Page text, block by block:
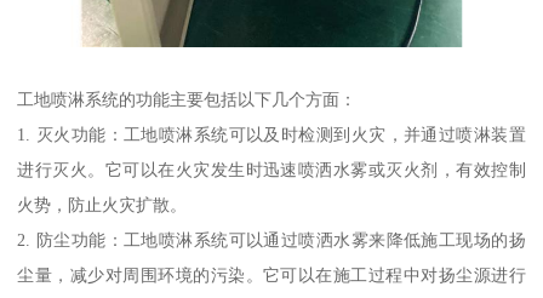
工地喷淋系统的功能主要包括以下几个方面：
1. 灭火功能：工地喷淋系统可以及时检测到火灾，并通过喷淋装置
进行灭火。它可以在火灾发生时迅速喷洒水雾或灭火剂，有效控制
火势，防止火灾扩散。
2. 防尘功能：工地喷淋系统可以通过喷洒水雾来降低施工现场的扬
尘量，减少对周围环境的污染。它可以在施工过程中对扬尘源进行